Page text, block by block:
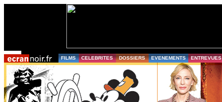
FILMS CELEBRITES DOSSIERS EVENEMENTS ENTREVUES